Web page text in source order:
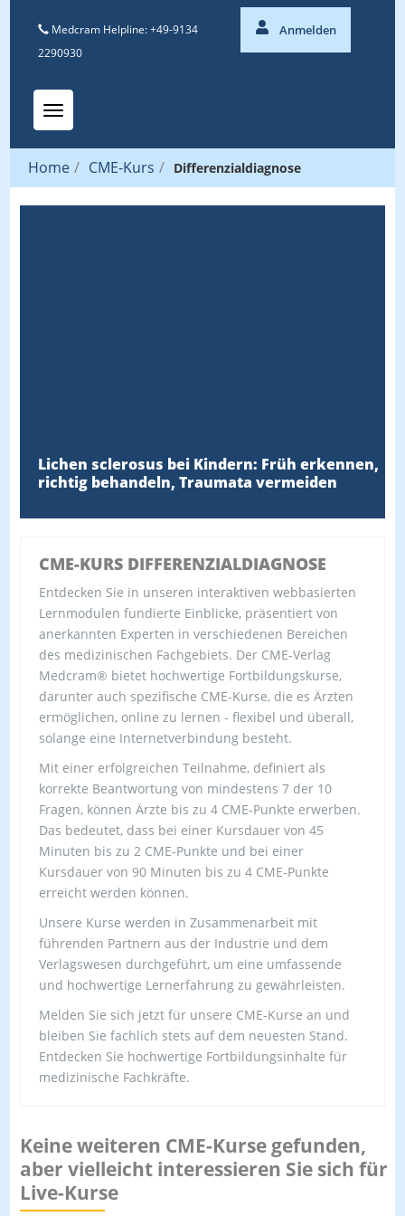
Medcram Helpline: +49-9134
2290930
Anmelden
Toggle navigation
Home / CME-Kurs / Differenzialdiagnose
Lichen sclerosus bei Kindern: Früh erkennen,
richtig behandeln, Traumata vermeiden
CME-KURS DIFFERENZIALDIAGNOSE
Entdecken Sie in unseren interaktiven webbasierten
Lernmodulen fundierte Einblicke, präsentiert von
anerkannten Experten in verschiedenen Bereichen
des medizinischen Fachgebiets. Der CME-Verlag
Medcram® bietet hochwertige Fortbildungskurse,
darunter auch spezifische CME-Kurse, die es Ärzten
ermöglichen, online zu lernen - flexibel und überall,
solange eine Internetverbindung besteht.
Mit einer erfolgreichen Teilnahme, definiert als
korrekte Beantwortung von mindestens 7 der 10
Fragen, können Ärzte bis zu 4 CME-Punkte erwerben.
Das bedeutet, dass bei einer Kursdauer von 45
Minuten bis zu 2 CME-Punkte und bei einer
Kursdauer von 90 Minuten bis zu 4 CME-Punkte
erreicht werden können.
Unsere Kurse werden in Zusammenarbeit mit
führenden Partnern aus der Industrie und dem
Verlagswesen durchgeführt, um eine umfassende
und hochwertige Lernerfahrung zu gewährleisten.
Melden Sie sich jetzt für unsere CME-Kurse an und
bleiben Sie fachlich stets auf dem neuesten Stand.
Entdecken Sie hochwertige Fortbildungsinhalte für
medizinische Fachkräfte.
Keine weiteren CME-Kurse gefunden,
aber vielleicht interessieren Sie sich für
Live-Kurse